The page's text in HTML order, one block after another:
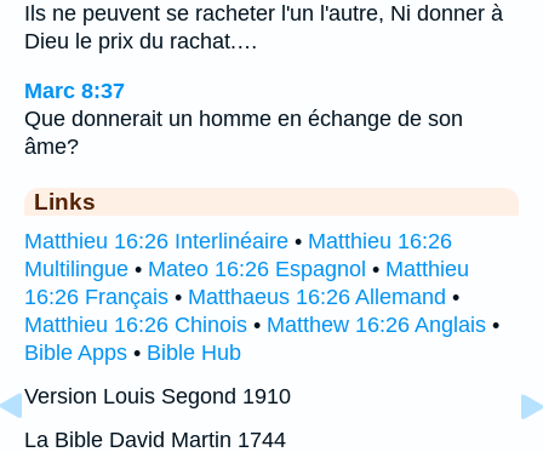
Ils ne peuvent se racheter l'un l'autre, Ni donner à
Dieu le prix du rachat.…
Marc 8:37
Que donnerait un homme en échange de son
âme?
Links
Matthieu 16:26 Interlinéaire • Matthieu 16:26
Multilingue • Mateo 16:26 Espagnol • Matthieu
16:26 Français • Matthaeus 16:26 Allemand •
Matthieu 16:26 Chinois • Matthew 16:26 Anglais •
Bible Apps • Bible Hub
Version Louis Segond 1910
La Bible David Martin 1744